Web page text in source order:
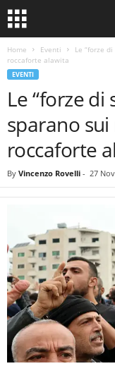
Home Eventi
Le “forze
roccaforte alawita
EVENTI
Le “forze di
sparano
roccaforte
By Vincenzo Rovelli - 27